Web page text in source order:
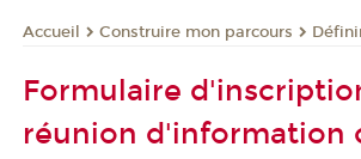
Accueil Construire mon parcours
Formulaire
réunion d'information